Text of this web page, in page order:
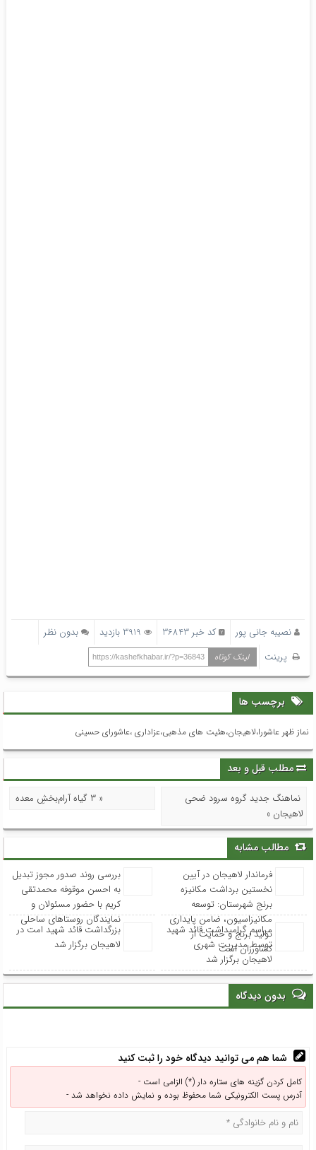
نصیبه جانی پور کد خبر 36843 3919 بازدید
بدون نظر
پرینت
لینک کوتاه https://kashefkhabar.ir/?p=36843
برچسب ها
نماز ظهر عاشورا،لاهیجان،هئیت های مذهبی،عزاداری ،عاشورای حسینی
مطلب قبل و بعد
نماهنگ جدید گروه سرود ضحی
لاهیجان »
« ۳ گیاه آرام‌بخشِ معده
مطالب مشابه
فرماندار لاهیجان در آیین
نخستین برداشت مکانیزه
برنج شهرستان: توسعه
مکانیزاسیون، ضامن پایداری
تولید برنج و حمایت از
کشاورزان است
بررسی روند صدور مجوز تبدیل
به احسن موقوفه محمدتقی
کریم با حضور مسئولان و
نمایندگان روستاهای ساحلی
مراسم گرامیداشت قائد شهید
توسط مدیریت شهری
لاهیجان برگزار شد
بزرگداشت قائد شهید امت در
لاهیجان برگزار شد
بدون دیدگاه
شما هم می توانید دیدگاه خود را ثبت کنید
کامل کردن گزینه های ستاره دار (*) الزامی است -
آدرس پست الکترونیکی شما محفوظ بوده و نمایش داده نخواهد شد -